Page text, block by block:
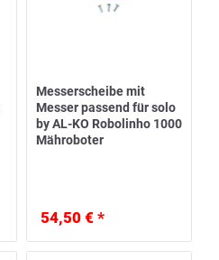
Messerscheibe mit
Messer passend für solo
by AL-KO Robolinho 1000
Mähroboter
54,50 € *